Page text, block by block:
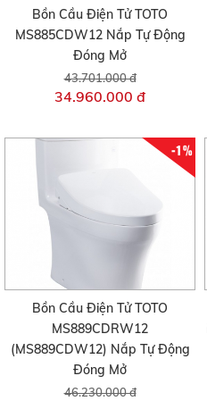
Bồn Cầu Điện Tử TOTO
MS885CDW12 Nắp Tự Động
Đóng Mở
43.701.000 đ
34.960.000 đ
-1%
Bồn Cầu Điện Tử TOTO
MS889CDRW12
(MS889CDW12) Nắp Tự Động
Đóng Mở
46.230.000 đ